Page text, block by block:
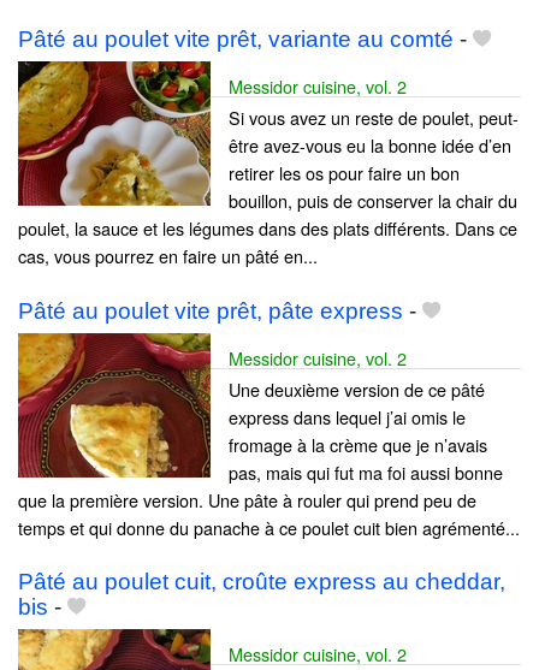
Pâté au poulet vite prêt, variante au comté -
Messidor cuisine, vol. 2
Si vous avez un reste de poulet, peut-
être avez-vous eu la bonne idée d’en
retirer les os pour faire un bon
bouillon, puis de conserver la chair du
poulet, la sauce et les légumes dans des plats différents. Dans ce
cas, vous pourrez en faire un pâté en...
Pâté au poulet vite prêt, pâte express -
Messidor cuisine, vol. 2
Une deuxième version de ce pâté
express dans lequel j’ai omis le
fromage à la crème que je n’avais
pas, mais qui fut ma foi aussi bonne
que la première version. Une pâte à rouler qui prend peu de
temps et qui donne du panache à ce poulet cuit bien agrémenté...
Pâté au poulet cuit, croûte express au cheddar,
bis -
Messidor cuisine, vol. 2